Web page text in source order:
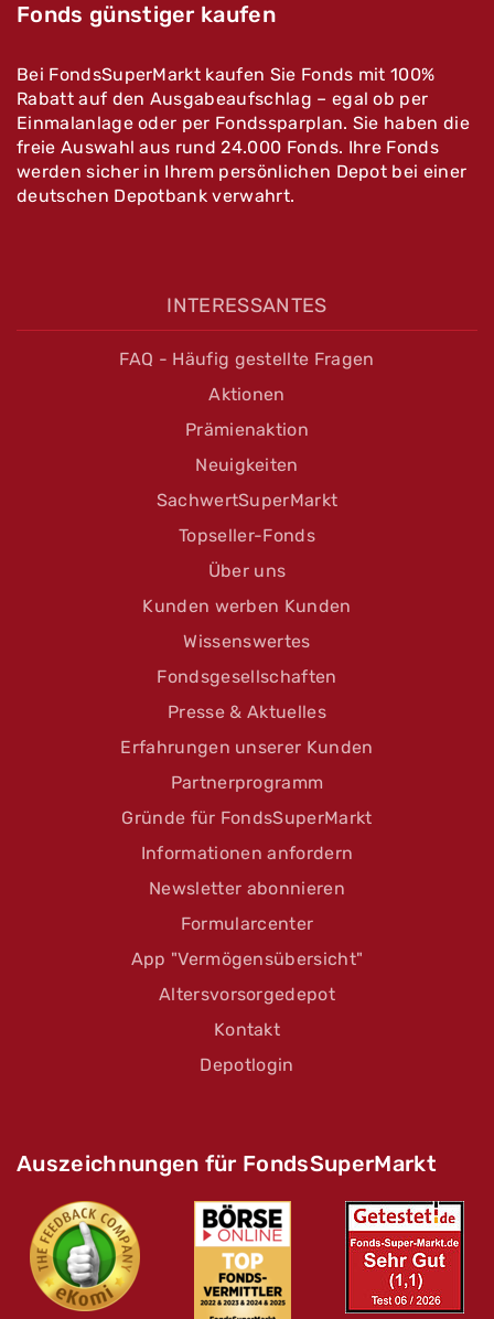
Fonds günstiger kaufen
Bei FondsSuperMarkt kaufen Sie Fonds mit 100%
Rabatt auf den Ausgabeaufschlag – egal ob per
Einmalanlage oder per Fondssparplan. Sie haben die
freie Auswahl aus rund 24.000 Fonds. Ihre Fonds
werden sicher in Ihrem persönlichen Depot bei einer
deutschen Depotbank verwahrt.
INTERESSANTES
FAQ - Häufig gestellte Fragen
Aktionen
Prämienaktion
Neuigkeiten
SachwertSuperMarkt
Topseller-Fonds
Über uns
Kunden werben Kunden
Wissenswertes
Fondsgesellschaften
Presse & Aktuelles
Erfahrungen unserer Kunden
Partnerprogramm
Gründe für FondsSuperMarkt
Informationen anfordern
Newsletter abonnieren
Formularcenter
App "Vermögensübersicht"
Altersvorsorgedepot
Kontakt
Depotlogin
Auszeichnungen für FondsSuperMarkt